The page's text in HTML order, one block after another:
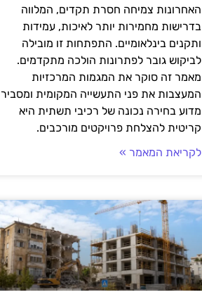
האחרונות צמיחה חסרת תקדים, המלווה
בדרישות מחמירות יותר לאיכות, עמידות
ותקנים בינלאומיים. התפתחות זו מובילה
לביקוש גובר לפתרונות הולכה מתקדמים.
מאמר זה סוקר את המגמות המרכזיות
המעצבות את פני התעשייה המקומית ומסביר
מדוע בחירה נכונה של רכיבי תשתית היא
קריטית להצלחת פרויקטים מורכבים.
לקריאת המאמר »